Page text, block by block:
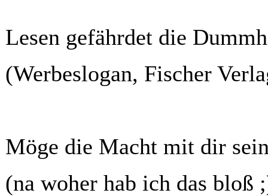
Lesen gefährdet die
(Werbeslogan, Fischer
Möge die Macht mit dir
(na woher hab ich das bloß